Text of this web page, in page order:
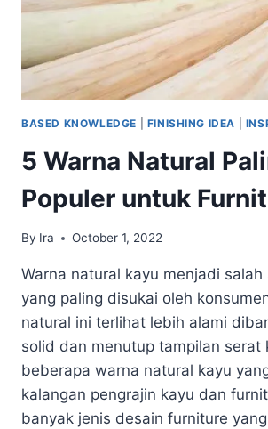
BASED KNOWLEDGE FINISHING IDEA
5 Warna Natural
Populer untuk
By Ira October 1, 2022
Warna natural kayu menjadi
yang paling disukai oleh
natural ini terlihat lebih alami
solid dan menutup tampilan serat
beberapa warna natural kayu
kalangan pengrajin kayu dan
banyak jenis desain furniture